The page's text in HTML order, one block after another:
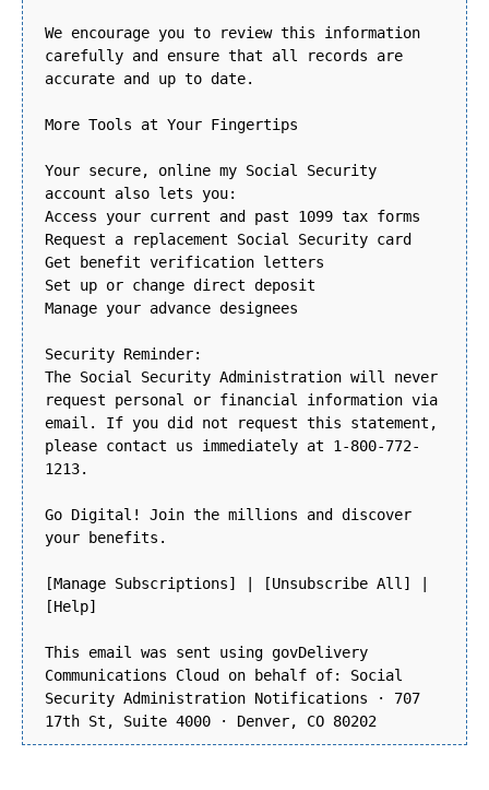
We encourage you to review this information
carefully and ensure that all records are
accurate and up to date.
More Tools at Your Fingertips
Your secure, online my Social Security
account also lets you:
Access your current and past 1099 tax forms
Request a replacement Social Security card
Get benefit verification letters
Set up or change direct deposit
Manage your advance designees
Security Reminder:
The Social Security Administration will never
request personal or financial information via
email. If you did not request this statement,
please contact us immediately at 1-800-772-
1213.
Go Digital! Join the millions and discover
your benefits.
[Manage Subscriptions] | [Unsubscribe All] |
[Help]
This email was sent using govDelivery
Communications Cloud on behalf of: Social
Security Administration Notifications · 707
17th St, Suite 4000 · Denver, CO 80202